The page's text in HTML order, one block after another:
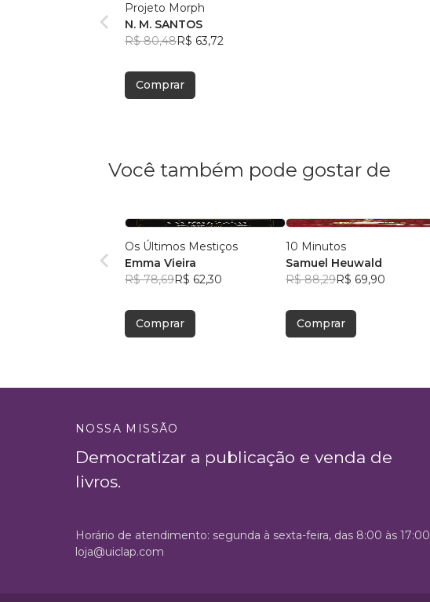
Projeto Morph
N. M. SANTOS
R$ 80,48R$ 63,72
Comprar
Você também pode gostar de
Os Últimos Mestiços
Emma Vieira
R$ 78,69R$ 62,30
Comprar
10 Minutos
Samuel Heuwald
R$ 88,29R$ 69,90
Comprar
NOSSA MISSÃO
Democratizar a publicação e venda de
livros.
Horário de atendimento: segunda à sexta-feira, das 8:00 às 17:00
loja@uiclap.com